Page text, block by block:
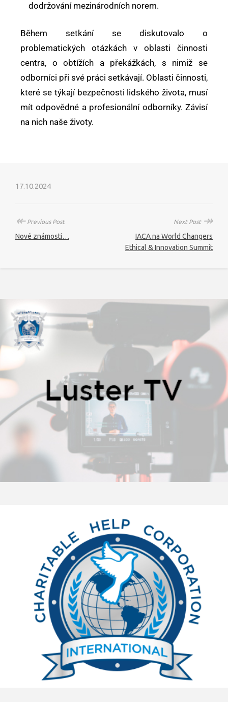
dodržování mezinárodních norem.
Během setkání se diskutovalo o
problematických otázkách v oblasti činnosti
centra, o obtížích a překážkách, s nimiž se
odborníci při své práci setkávají. Oblasti činnosti,
které se týkají bezpečnosti lidského života, musí
mít odpovědné a profesionální odborníky. Závisí
na nich naše životy.
17.10.2024
↞Previous Post
Nové známosti…
Next Post ↠
IACA na World Changers
Ethical & Innovation Summit